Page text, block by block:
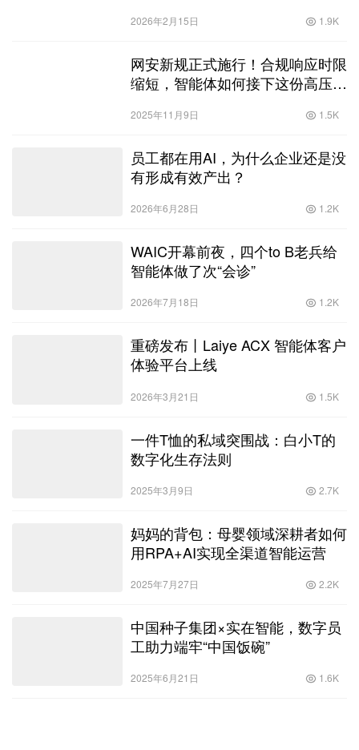
2026年2月15日 1.9K
网安新规正式施行！合规响应时限
缩短，智能体如何接下这份高压任
2025年11月9日 1.5K
员工都在用AI，为什么企业还是没
有形成有效产出？
2026年6月28日 1.2K
WAIC开幕前夜，四个to B老兵给
智能体做了次“会诊”
2026年7月18日 1.2K
重磅发布丨Laiye ACX 智能体客户
体验平台上线
2026年3月21日 1.5K
一件T恤的私域突围战：白小T的
数字化生存法则
2025年3月9日 2.7K
妈妈的背包：母婴领域深耕者如何
用RPA+AI实现全渠道智能运营
2025年7月27日 2.2K
中国种子集团×实在智能，数字员
工助力端牢“中国饭碗”
2025年6月21日 1.6K